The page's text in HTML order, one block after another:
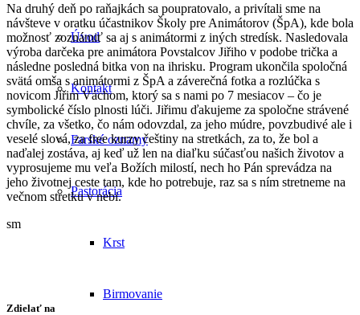
Úvod
Kontakt
Farské oznamy
Pastorácia
Krst
Birmovanie
Na druhý deň po raňajkách sa poupratovalo, a privítali sme na
návšteve v oratku účastnikov Školy pre Animátorov (ŠpA), kde bola
možnosť zoznámiť sa aj s animátormi z iných stredísk. Nasledovala
výroba darčeka pre animátora Povstalcov Jiřiho v podobe trička a
následne posledná bitka von na ihrisku. Program ukončila spoločná
svätá omša s animátormi z ŠpA a záverečná fotka a rozlúčka s
novicom Jiřim Váchom, ktorý sa s nami po 7 mesiacov – čo je
symbolické číslo plnosti lúči. Jiřimu ďakujeme za spoločne strávené
chvíle, za všetko, čo nám odovzdal, za jeho múdre, povzbudivé ale i
veselé slová, za free kurzy češtiny na stretkách, za to, že bol a
naďalej zostáva, aj keď už len na diaľku súčasťou našich životov a
vyprosujeme mu veľa Božích milostí, nech ho Pán sprevádza na
jeho životnej ceste tam, kde ho potrebuje, raz sa s ním stretneme na
večnom stretku v nebi.
sm
Zdielať na